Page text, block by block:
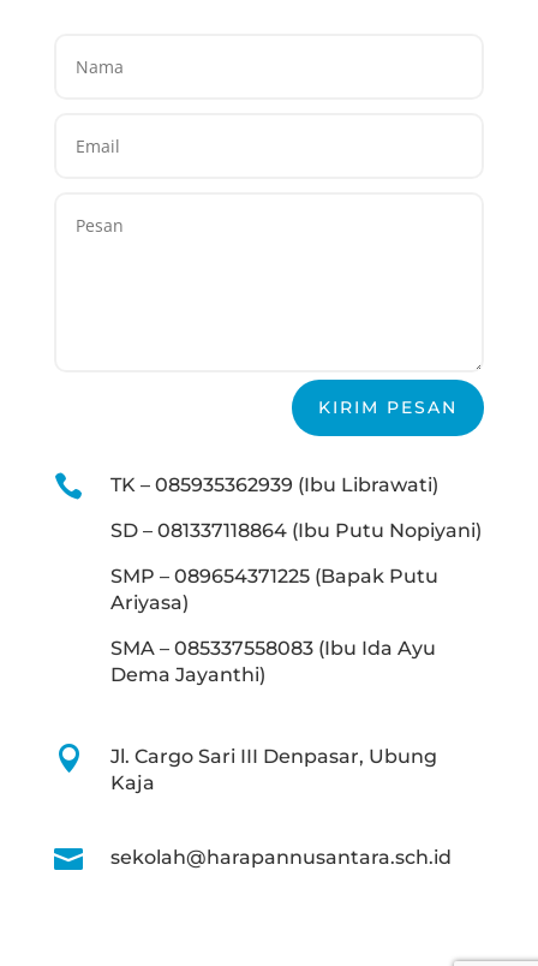
KIRIM PESAN

TK – 085935362939 (Ibu Librawati)
SD – 081337118864 (Ibu Putu Nopiyani)
SMP – 089654371225 (Bapak Putu
Ariyasa)
SMA – 085337558083 (Ibu Ida Ayu
Dema Jayanthi)

Jl. Cargo Sari III Denpasar, Ubung
Kaja
 sekolah@harapannusantara.sch.id